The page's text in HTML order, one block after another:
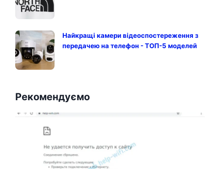
Найкращі камери відеоспостереження з
передачею на телефон - ТОП-5 моделей
Рекомендуємо